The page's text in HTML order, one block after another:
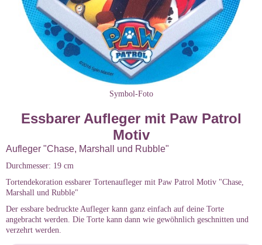
Symbol-Foto
Essbarer Aufleger mit Paw Patrol
Motiv
Aufleger "Chase, Marshall und Rubble"
Durchmesser: 19 cm
Tortendekoration essbarer Tortenaufleger mit Paw Patrol Motiv "Chase,
Marshall und Rubble"
Der essbare bedruckte Aufleger kann ganz einfach auf deine Torte
angebracht werden. Die Torte kann dann wie gewöhnlich geschnitten und
verzehrt werden.